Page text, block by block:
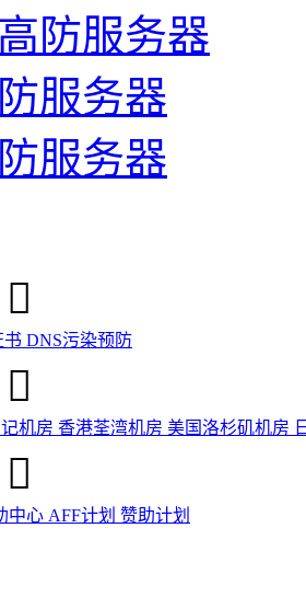
防服务器
服务器
服务器
书 DNS污染预防
机房 香港荃湾机房 美国洛杉矶机房
中心 AFF计划 赞助计划